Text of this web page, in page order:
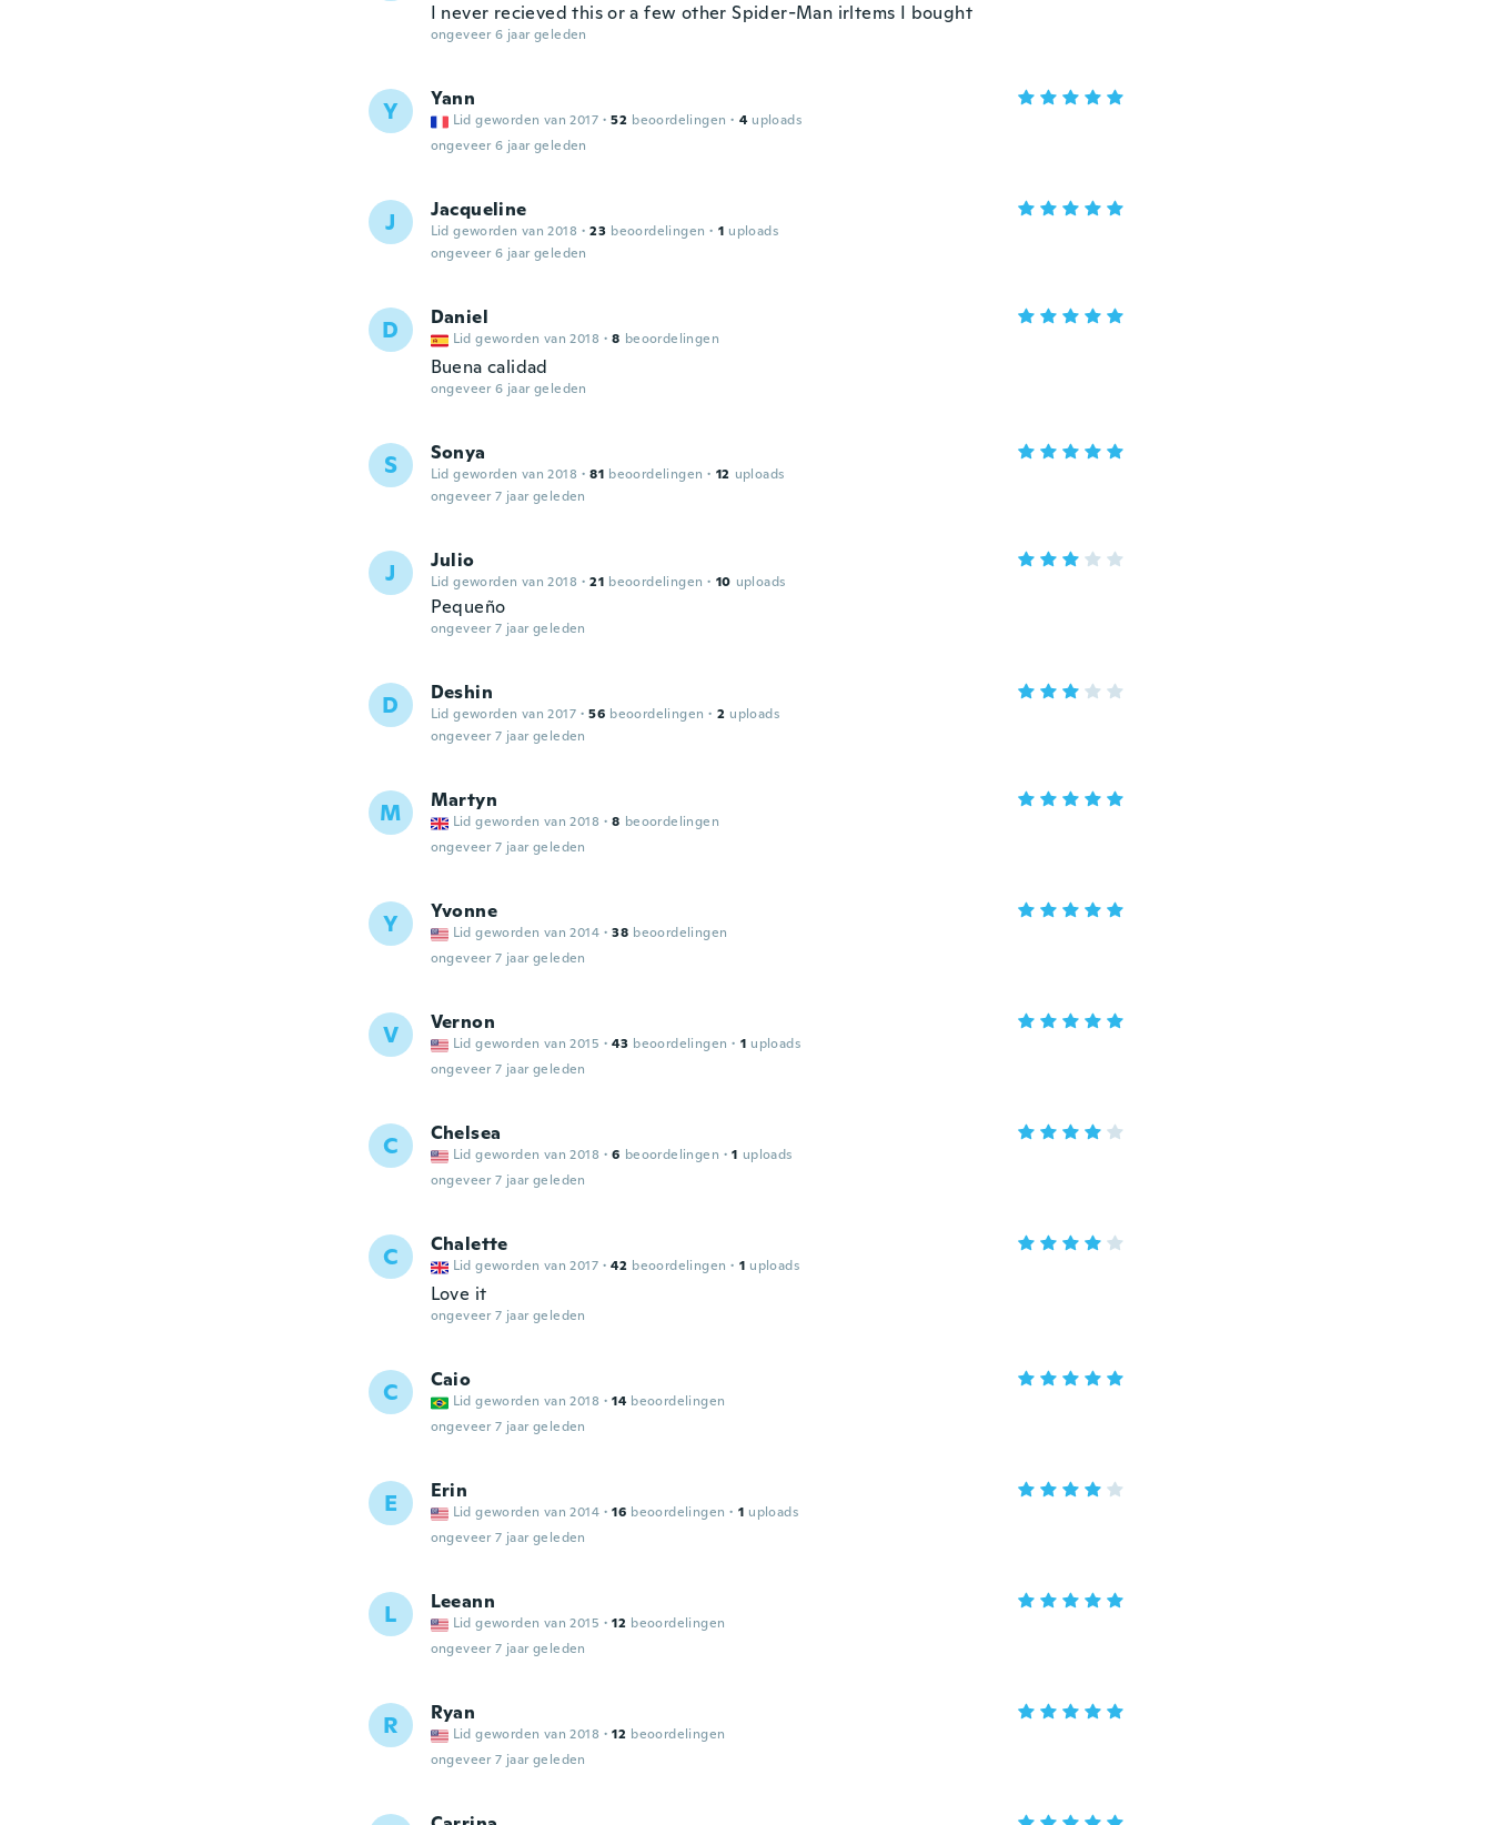
I never recieved this or a few other Spider-Man irltems I bought
ongeveer 6 jaar geleden
Y Yann
Lid geworden van 2017 · 52 beoordelingen · 4 uploads
ongeveer 6 jaar geleden
J Jacqueline
Lid geworden van 2018 · 23 beoordelingen · 1 uploads
ongeveer 6 jaar geleden
D Daniel
Lid geworden van 2018 · 8 beoordelingen
Buena calidad
ongeveer 6 jaar geleden
S Sonya
Lid geworden van 2018 · 81 beoordelingen · 12 uploads
ongeveer 7 jaar geleden
J Julio
Lid geworden van 2018 · 21 beoordelingen · 10 uploads
Pequeño
ongeveer 7 jaar geleden
D Deshin
Lid geworden van 2017 · 56 beoordelingen · 2 uploads
ongeveer 7 jaar geleden
M Martyn
Lid geworden van 2018 · 8 beoordelingen
ongeveer 7 jaar geleden
Y Yvonne
Lid geworden van 2014 · 38 beoordelingen
ongeveer 7 jaar geleden
V Vernon
Lid geworden van 2015 · 43 beoordelingen · 1 uploads
ongeveer 7 jaar geleden
C Chelsea
Lid geworden van 2018 · 6 beoordelingen · 1 uploads
ongeveer 7 jaar geleden
C Chalette
Lid geworden van 2017 · 42 beoordelingen · 1 uploads
Love it
ongeveer 7 jaar geleden
C Caio
Lid geworden van 2018 · 14 beoordelingen
ongeveer 7 jaar geleden
E Erin
Lid geworden van 2014 · 16 beoordelingen · 1 uploads
ongeveer 7 jaar geleden
L Leeann
Lid geworden van 2015 · 12 beoordelingen
ongeveer 7 jaar geleden
R Ryan
Lid geworden van 2018 · 12 beoordelingen
ongeveer 7 jaar geleden